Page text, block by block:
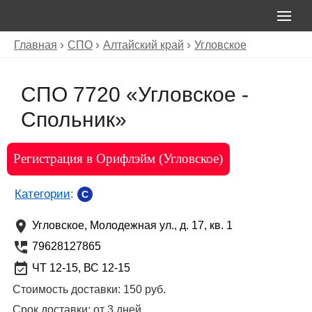
Главная СПО Алтайский край Угловское
СПО 7720 «Угловское -
Спольник»
Регистрация в Орифлэйм (Угловское)
Категории: C
Угловское, Молодежная ул., д. 17, кв. 1
79628127865
ЧТ 12-15, ВС 12-15
Стоимость доставки: 150 руб.